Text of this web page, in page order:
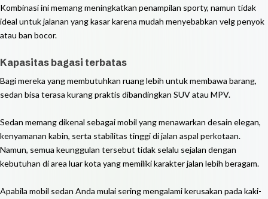
Kombinasi ini memang meningkatkan penampilan sporty, namun tidak
ideal untuk jalanan yang kasar karena mudah menyebabkan velg penyok
atau ban bocor.
Kapasitas bagasi terbatas
Bagi mereka yang membutuhkan ruang lebih untuk membawa barang,
sedan bisa terasa kurang praktis dibandingkan SUV atau MPV.
Sedan memang dikenal sebagai mobil yang menawarkan desain elegan,
kenyamanan kabin, serta stabilitas tinggi di jalan aspal perkotaan.
Namun, semua keunggulan tersebut tidak selalu sejalan dengan
kebutuhan di area luar kota yang memiliki karakter jalan lebih beragam.
Apabila mobil sedan Anda mulai sering mengalami kerusakan pada kaki-